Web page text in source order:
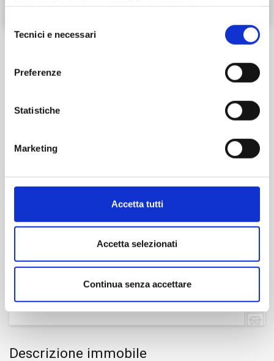
Chiudendo questo banner tramite l’apposito comando
“Continua senza accettare” continuerai la navigazione del
sito in assenza di cookie o altri strumenti di tracciamento
diversi da quelli tecnici.
delTecnici e necessari
Preferenze
Statistiche
Marketing
Accetta tutti
Accetta selezionati
Continua senza accettare
Zoom
Camere
Bagni
3
Box/Posto auto
Sì
Descrizione immobile